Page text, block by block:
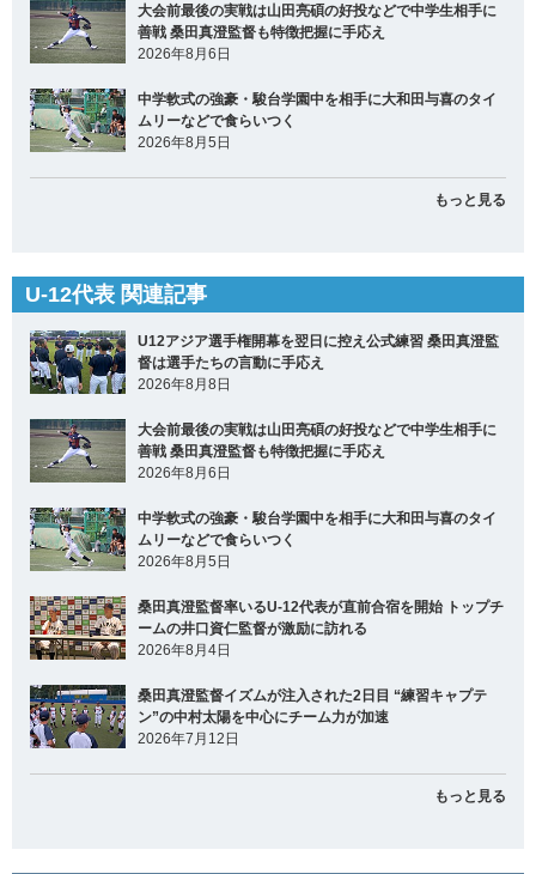
大会前最後の実戦は山田亮碩の好投などで中学生相手に
善戦 桑田真澄監督も特徴把握に手応え
2026年8月6日
中学軟式の強豪・駿台学園中を相手に大和田与喜のタイ
ムリーなどで食らいつく
2026年8月5日
もっと見る
U-12代表 関連記事
U12アジア選手権開幕を翌日に控え公式練習 桑田真澄監
督は選手たちの言動に手応え
2026年8月8日
大会前最後の実戦は山田亮碩の好投などで中学生相手に
善戦 桑田真澄監督も特徴把握に手応え
2026年8月6日
中学軟式の強豪・駿台学園中を相手に大和田与喜のタイ
ムリーなどで食らいつく
2026年8月5日
桑田真澄監督率いるU-12代表が直前合宿を開始 トップチ
ームの井口資仁監督が激励に訪れる
2026年8月4日
桑田真澄監督イズムが注入された2日目 “練習キャプテ
ン”の中村太陽を中心にチーム力が加速
2026年7月12日
もっと見る